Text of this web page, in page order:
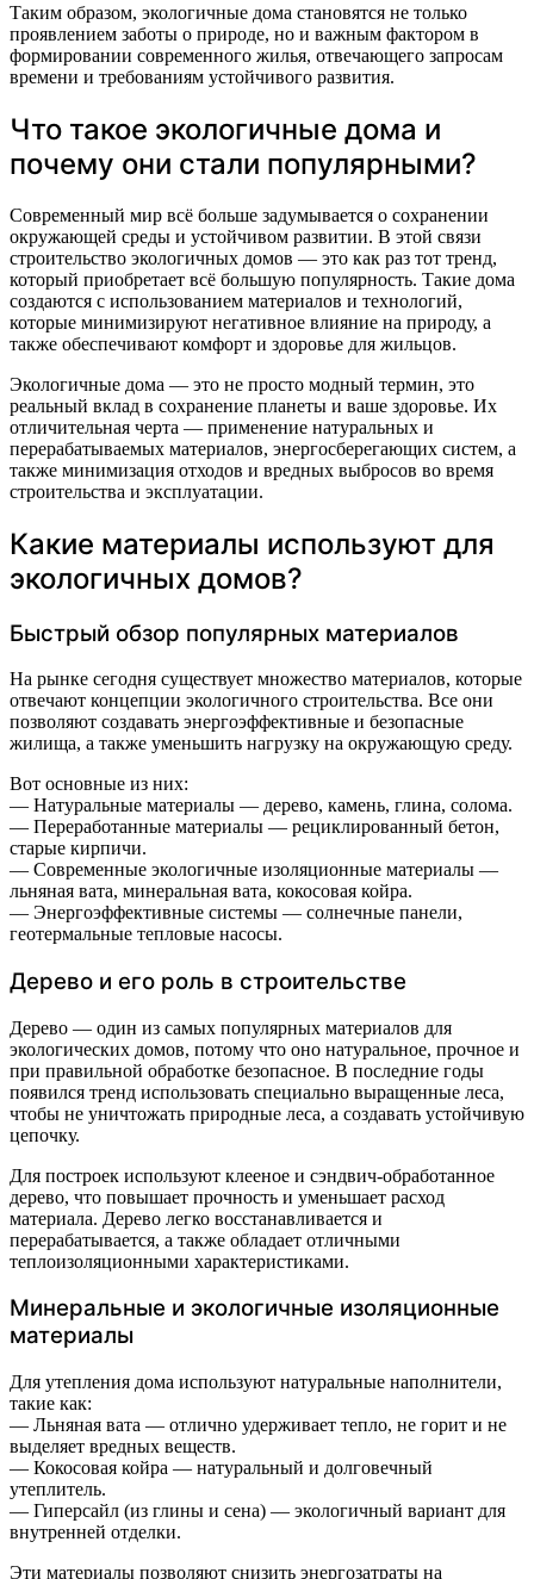
Таким образом, экологичные дома становятся не только
проявлением заботы о природе, но и важным фактором в
формировании современного жилья, отвечающего запросам
времени и требованиям устойчивого развития.
Что такое экологичные дома и
почему они стали популярными?
Современный мир всё больше задумывается о сохранении
окружающей среды и устойчивом развитии. В этой связи
строительство экологичных домов — это как раз тот тренд,
который приобретает всё большую популярность. Такие дома
создаются с использованием материалов и технологий,
которые минимизируют негативное влияние на природу, а
также обеспечивают комфорт и здоровье для жильцов.
Экологичные дома — это не просто модный термин, это
реальный вклад в сохранение планеты и ваше здоровье. Их
отличительная черта — применение натуральных и
перерабатываемых материалов, энергосберегающих систем, а
также минимизация отходов и вредных выбросов во время
строительства и эксплуатации.
Какие материалы используют для
экологичных домов?
Быстрый обзор популярных материалов
На рынке сегодня существует множество материалов, которые
отвечают концепции экологичного строительства. Все они
позволяют создавать энергоэффективные и безопасные
жилища, а также уменьшить нагрузку на окружающую среду.
Вот основные из них:
— Натуральные материалы — дерево, камень, глина, солома.
— Переработанные материалы — рециклированный бетон,
старые кирпичи.
— Современные экологичные изоляционные материалы —
льняная вата, минеральная вата, кокосовая койра.
— Энергоэффективные системы — солнечные панели,
геотермальные тепловые насосы.
Дерево и его роль в строительстве
Дерево — один из самых популярных материалов для
экологических домов, потому что оно натуральное, прочное и
при правильной обработке безопасное. В последние годы
появился тренд использовать специально выращенные леса,
чтобы не уничтожать природные леса, а создавать устойчивую
цепочку.
Для построек используют клееное и сэндвич-обработанное
дерево, что повышает прочность и уменьшает расход
материала. Дерево легко восстанавливается и
перерабатывается, а также обладает отличными
теплоизоляционными характеристиками.
Минеральные и экологичные изоляционные
материалы
Для утепления дома используют натуральные наполнители,
такие как:
— Льняная вата — отлично удерживает тепло, не горит и не
выделяет вредных веществ.
— Кокосовая койра — натуральный и долговечный
утеплитель.
— Гиперсайл (из глины и сена) — экологичный вариант для
внутренней отделки.
Эти материалы позволяют снизить энергозатраты на